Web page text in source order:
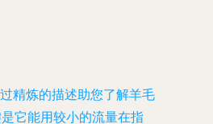
精炼的描述助您了解羊毛
它能用较小的流量在指